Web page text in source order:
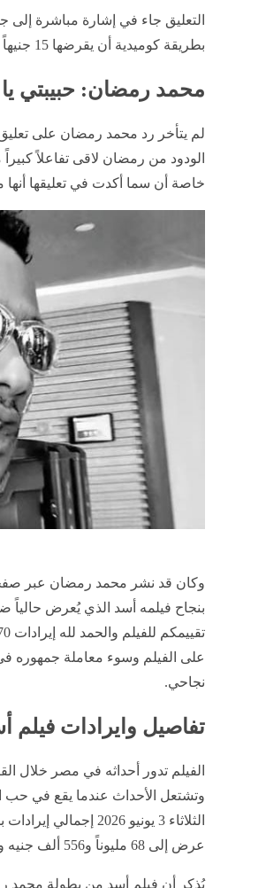
التعليق جاء في إشارة مباشرة
بطريقة كوميدية أن يقرضها 15 جنيهاً لتدفع الضريبة التي تحدث عنها وتردها له لاحقاً.
محمد رمضان: حبيبتي يا
لم يتأخر رد محمد رمضان على
الودود من رمضان لاقى تفاعلاً كبيراً
خاصة أن سما أكدت في تعليقها
وكان قد نشر محمد رمضان عبر
على الفيلم وسوء معاملة جمهوره
نجاحي.
تفاصيل وايرادات فيلم
الفيلم تدور أحداثه في مصر خلال
وتشتعل الأحداث عندما يقع في حب
عرض إلى 68 مليوناً و556 ألف جنيه وفقاً لبيانات أخرى.
يُذكر أن فيلم أسد من بطولة محمد